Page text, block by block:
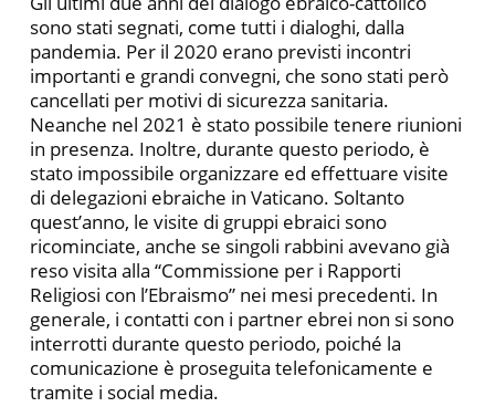
sono stati segnati, come tutti i dialoghi, dalla
pandemia. Per il 2020 erano previsti incontri
importanti e grandi convegni, che sono stati però
cancellati per motivi di sicurezza sanitaria.
Neanche nel 2021 è stato possibile tenere riunioni
in presenza. Inoltre, durante questo periodo, è
stato impossibile organizzare ed effettuare visite
di delegazioni ebraiche in Vaticano. Soltanto
quest’anno, le visite di gruppi ebraici sono
ricominciate, anche se singoli rabbini avevano già
reso visita alla “Commissione per i Rapporti
Religiosi con l’Ebraismo” nei mesi precedenti. In
generale, i contatti con i partner ebrei non si sono
interrotti durante questo periodo, poiché la
comunicazione è proseguita telefonicamente e
tramite i social media.